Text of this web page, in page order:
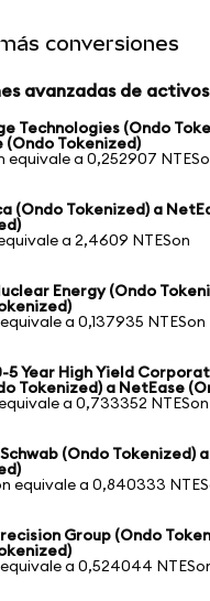
conversiones
avanzadas de activos
Technologies (Ondo
(Ondo Tokenized)
equivale a 0,252907
(Ondo Tokenized) a
a 2,4609 NTESon
Energy (Ondo
equivale a 0,137935 NTESon
5 Year High Yield
Tokenized) a NetEase
equivale a 0,733352 NTESon
(Ondo Tokenized)
equivale a 0,840333
Group (Ondo
equivale a 0,524044